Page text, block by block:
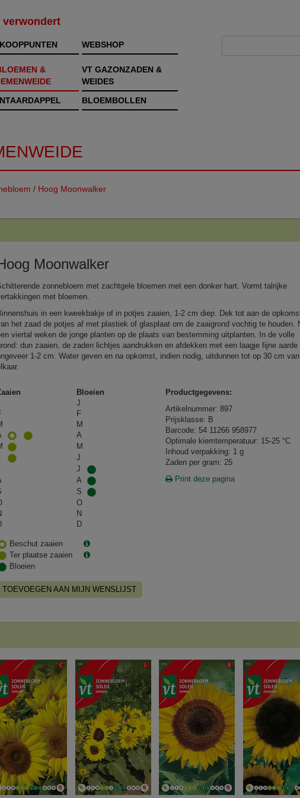
verwondert
WEBSHOP
&
VT GAZONZADEN &
WEIDES
BLOEMBOLLEN
/ Hoog Moonwalker
Moonwalker
zonnebloem met zachtgele bloemen met een donker hart. Vormt talrijke
met bloemen.
in een kweekbakje of in potjes zaaien, 1-2 cm diep. Dek tot aan de
het zaad de potjes af met plastiek of glasplaat om de zaaigrond vochtig te houden.
viertal weken de jonge planten op de plaats van bestemming uitplanten. In de volle
dun zaaien, de zaden lichtjes aandrukken en afdekken met een laagje fijne aarde
1-2 cm. Water geven en na opkomst, indien nodig, uitdunnen tot op 30 cm van
Bloeien
J
F
M
A
M
J
J
A
S
O
N
D
Beschut zaaien
Ter plaatse zaaien
Bloeien
TOEVOEGEN AAN MIJN WENSLIJST
Productgegevens:
Artikelnummer: 897
Prijsklasse: B
Barcode: 54 11266 958977
Optimale kiemtemperatuur: 15-25 °C
Inhoud verpakking: 1 g
Zaden per gram: 25
Print deze pagina